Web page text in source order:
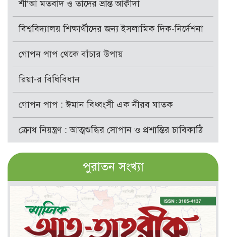
শী‘আ মতবাদ ও তাদের ভ্রান্ত আক্বীদা
বিশ্ববিদ্যালয় শিক্ষার্থীদের জন্য ইসলামিক দিক-নির্দেশনা
গোপন পাপ থেকে বাঁচার উপায়
রিয়া-র বিধিবিধান
গোপন পাপ : ঈমান বিধ্বংসী এক নীরব ঘাতক
ক্রোধ নিয়ন্ত্রণ : আত্মশুদ্ধির সোপান ও প্রশান্তির চাবিকাঠি
পুরাতন সংখ্যা